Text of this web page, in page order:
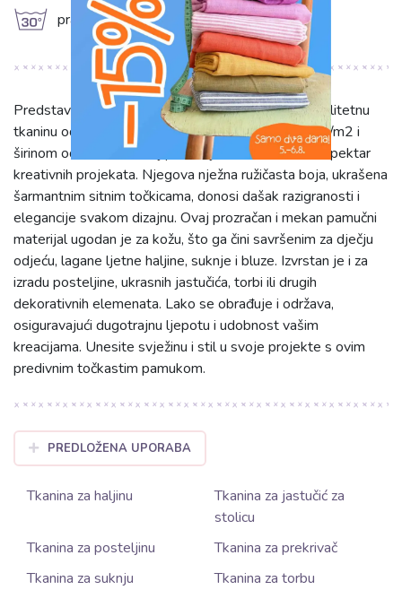
g prati na 30°C
Predstavljamo Pamuk Petit dots pink, izuzetno kvalitetnu
tkaninu od 100% pamuka. S gramaturom od 130 g/m2 i
širinom od 150 cm, ovaj pamuk je idealan za širok spektar
kreativnih projekata. Njegova nježna ružičasta boja, ukrašena
šarmantnim sitnim točkicama, donosi dašak razigranosti i
elegancije svakom dizajnu. Ovaj prozračan i mekan pamučni
materijal ugodan je za kožu, što ga čini savršenim za dječju
odjeću, lagane ljetne haljine, suknje i bluze. Izvrstan je i za
izradu posteljine, ukrasnih jastučića, torbi ili drugih
dekorativnih elemenata. Lako se obrađuje i održava,
osiguravajući dugotrajnu ljepotu i udobnost vašim
kreacijama. Unesite svježinu i stil u svoje projekte s ovim
predivnim točkastim pamukom.
PREDLOŽENA UPORABA
Tkanina za haljinu
Tkanina za jastučić za
stolicu
Tkanina za posteljinu
Tkanina za prekrivač
Tkanina za suknju
Tkanina za torbu